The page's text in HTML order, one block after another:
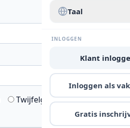
Taal
INLOGGEN
Klant
Inloggen als
Gratis
Twijfelgeval